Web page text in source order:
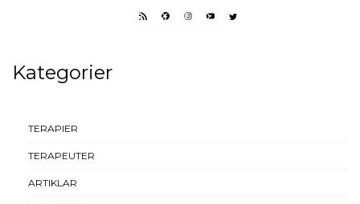
RSS FEEDFACEBOOK
INSTAGRAM
YOUTUBETWITTER
Kategorier
TERAPIER
TERAPEUTER
ARTIKLAR